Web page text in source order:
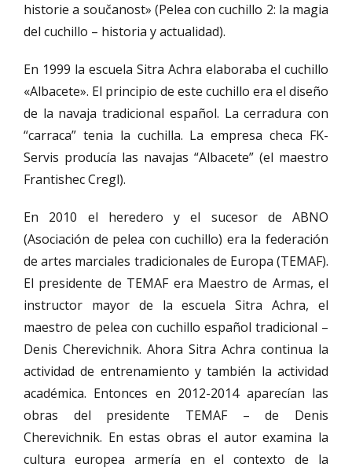
historie a součanost» (Pelea con cuchillo 2: la magia
del cuchillo – historia y actualidad).
En 1999 la escuela Sitra Achra elaboraba el cuchillo
«Albacete». El principio de este cuchillo era el diseño
de la navaja tradicional español. La cerradura con
“carraca” tenia la cuchilla. La empresa checa FK-
Servis producía las navajas “Albacete” (el maestro
Frantishec Cregl).
En 2010 el heredero y el sucesor de ABNO
(Asociación de pelea con cuchillo) era la federación
de artes marciales tradicionales de Europa (TEMAF).
El presidente de TEMAF era Maestro de Armas, el
instructor mayor de la escuela Sitra Achra, el
maestro de pelea con cuchillo español tradicional –
Denis Cherevichnik. Ahora Sitra Achra continua la
actividad de entrenamiento y también la actividad
académica. Entonces en 2012-2014 aparecían las
obras del presidente TEMAF – de Denis
Cherevichnik. En estas obras el autor examina la
cultura europea armería en el contexto de la